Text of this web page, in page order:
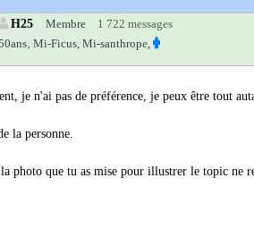
H25 Membre
1 722 messages
Mi-Ficus, Mi-santhrope,
je n'ai pas de préférence, je peux être tout
la personne.
photo que tu as mise pour illustrer le topic ne